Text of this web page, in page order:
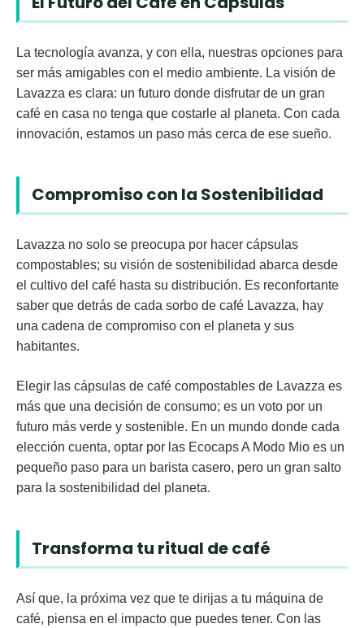
La tecnología avanza, y con ella, nuestras opciones para
ser más amigables con el medio ambiente. La visión de
Lavazza es clara: un futuro donde disfrutar de un gran
café en casa no tenga que costarle al planeta. Con cada
innovación, estamos un paso más cerca de ese sueño.
Compromiso con la Sostenibilidad
Lavazza no solo se preocupa por hacer cápsulas
compostables; su visión de sostenibilidad abarca desde
el cultivo del café hasta su distribución. Es reconfortante
saber que detrás de cada sorbo de café Lavazza, hay
una cadena de compromiso con el planeta y sus
habitantes.
Elegir las cápsulas de café compostables de Lavazza es
más que una decisión de consumo; es un voto por un
futuro más verde y sostenible. En un mundo donde cada
elección cuenta, optar por las Ecocaps A Modo Mio es un
pequeño paso para un barista casero, pero un gran salto
para la sostenibilidad del planeta.
Transforma tu ritual de café
Así que, la próxima vez que te dirijas a tu máquina de
café, piensa en el impacto que puedes tener. Con las